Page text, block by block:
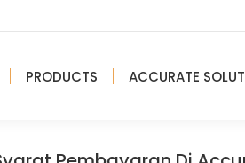
PRODUCTS ACCURATE